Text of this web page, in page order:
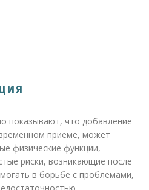
показывают, что добавление
приёме, может
физические функции,
риски, возникающие после
в борьбе с проблемами,